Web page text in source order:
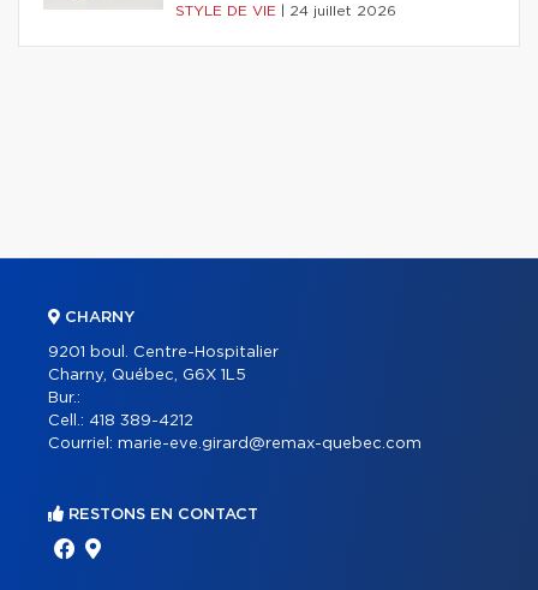
STYLE DE VIE 24 juillet 2026
CHARNY
9201 boul. Centre-Hospitalier
Charny, Québec, G6X 1L5
Bur.:
Cell.: 418 389-4212
Courriel: marie-eve.girard@remax-quebec.com
RESTONS EN CONTACT